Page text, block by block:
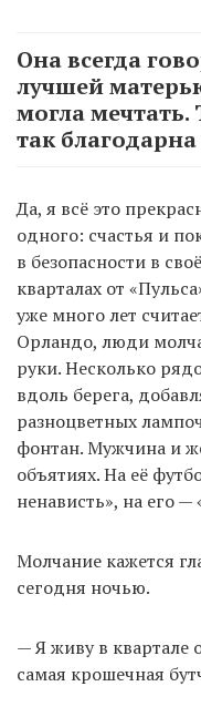
Она всегда
лучшей
могла
так благодарна
Да, я всё это
одного: счастья и
в безопасности в
кварталах от
уже много лет
Орландо, люди
руки. Несколько
вдоль берега,
разноцветных
фонтан. Мужчина и
объятиях. На её
ненависть», на его
Молчание кажется
сегодня ночью.
— Я живу в квартале
самая крошечная